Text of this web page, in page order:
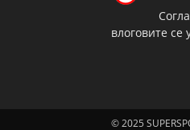
влоговите се
© 2025